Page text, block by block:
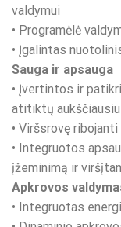
valdymui
• Programėlė
• Įgalintas
Sauga ir apsauga
• Įvertintos ir
atitiktų
• Viršsrovę
• Integruotos
įžeminimą ir
Apkrovos
• Integruotas